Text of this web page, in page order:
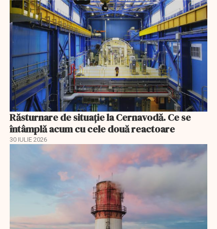
Răsturnare de situație la Cernavodă. Ce se
întâmplă acum cu cele două reactoare
30 IULIE 2026